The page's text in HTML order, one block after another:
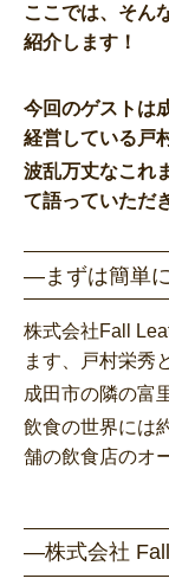
ここでは、そん
紹介します！
今回のゲストは
経営している戸
波乱万丈なこれ
て語っていただ
―まずは簡単
株式会社Fall
ます、戸村栄秀
成田市の隣の富
飲食の世界には
舗の飲食店のオ
―株式会社